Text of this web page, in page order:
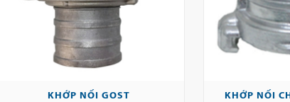
KHỚP NỐI GOST
KHỚP NỐI